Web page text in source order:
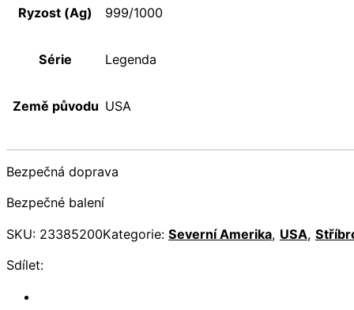
Ryzost (Ag) 999/1000
Série Legenda
Země původu USA
Bezpečná doprava
Bezpečné balení
SKU: 23385200Kategorie: Severní Amerika, USA,
Sdílet: